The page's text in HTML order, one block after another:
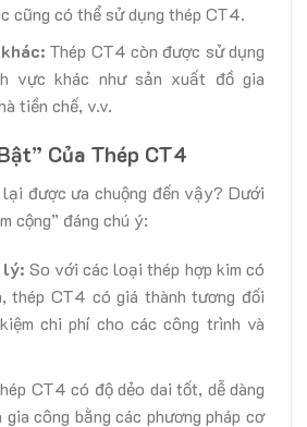
cũng có thể sử dụng thép CT4.
Thép CT4 còn được sử dụng
vực khác như sản xuất đồ gia
tiền chế, v.v.
Của Thép CT4
được ưa chuộng đến vậy? Dưới
cộng” đáng chú ý:
lý: So với các loại thép hợp kim có
thép CT4 có giá thành tương đối
chi phí cho các công trình và
CT4 có độ dẻo dai tốt, dễ dàng
gia công bằng các phương pháp cơ